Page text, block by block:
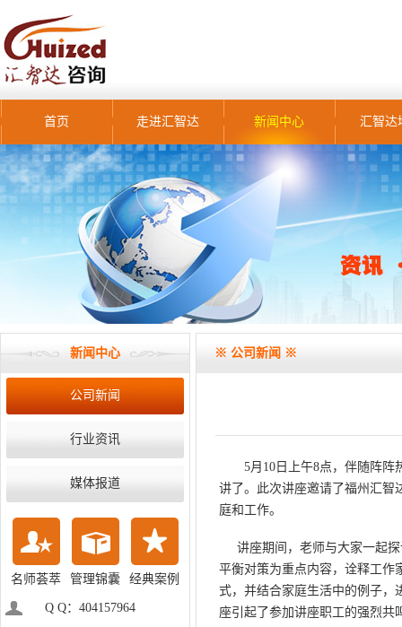
首页 走进汇智达 新闻中心 汇智达
新闻中心
公司新闻
行业资讯
媒体报道
名师荟萃 管理锦囊 经典案例
Q Q：404157964
※ 公司新闻 ※
5月 10 日上午8点，伴随阵阵
讲了。此次讲座邀请了福州汇智
庭和工作。
讲座期间，老师与大家一起探
平衡对策为重点内容，诠释工作
式，并结合家庭生活中的例子，
座引起了参加讲座职工的强烈共